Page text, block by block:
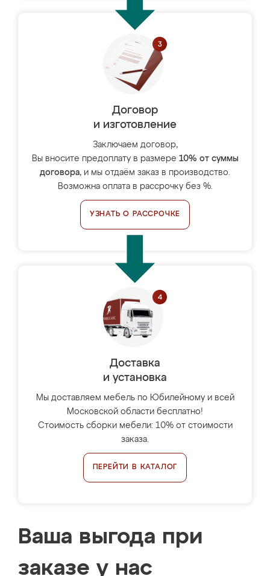
Договор
и изготовление
Заключаем договор,
Вы вносите предоплату в размере 10% от суммы
договора, и мы отдаём заказ в производство.
Возможна оплата в рассрочку без %.
УЗНАТЬ О РАССРОЧКЕ
Доставка
и установка
Мы доставляем мебель по Юбилейному и всей
Московской области бесплатно!
Стоимость сборки мебели: 10% от стоимости
заказа.
ПЕРЕЙТИ В КАТАЛОГ
Ваша выгода при
заказе у нас